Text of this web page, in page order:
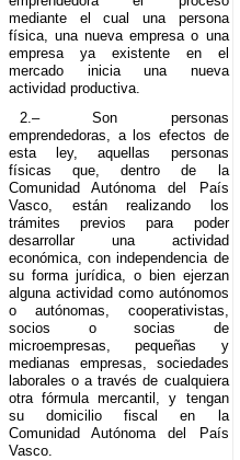
mediante el cual una persona
física, una nueva empresa o una
empresa ya existente en el
mercado inicia una nueva
actividad productiva.
2.– Son personas
emprendedoras, a los efectos de
esta ley, aquellas personas
físicas que, dentro de la
Comunidad Autónoma del País
Vasco, están realizando los
trámites previos para poder
desarrollar una actividad
económica, con independencia de
su forma jurídica, o bien ejerzan
alguna actividad como autónomos
o autónomas, cooperativistas,
socios o socias de
microempresas, pequeñas y
medianas empresas, sociedades
laborales o a través de cualquiera
otra fórmula mercantil, y tengan
su domicilio fiscal en la
Comunidad Autónoma del País
Vasco.